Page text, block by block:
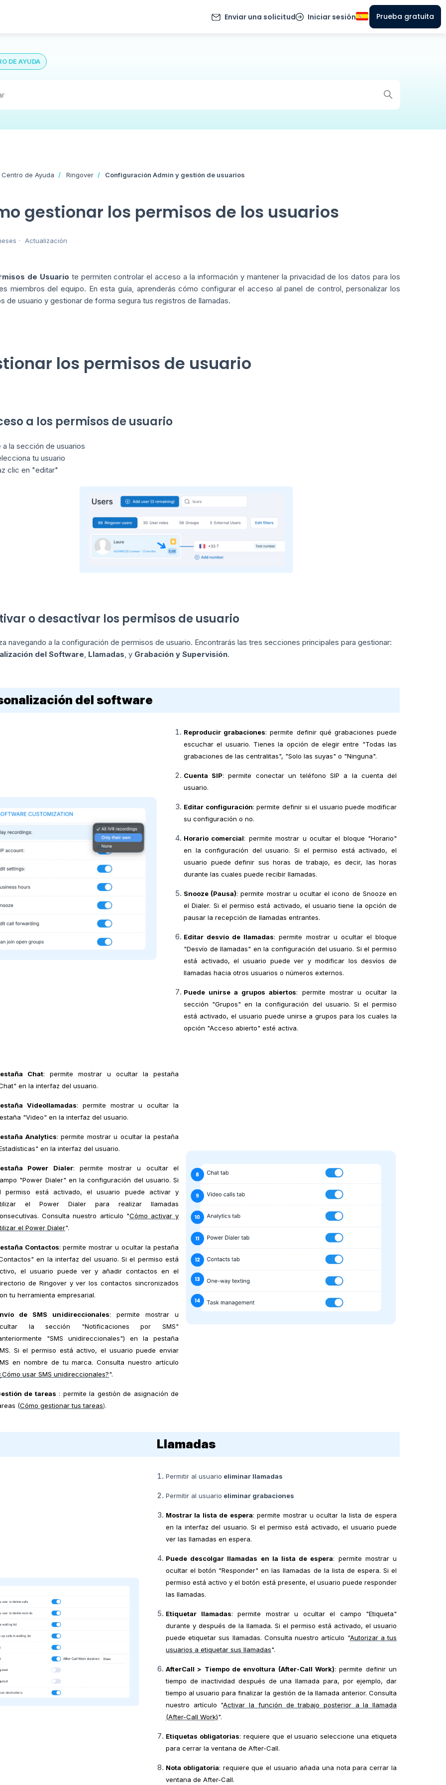
Enviar una solicitud Iniciar sesión Prueba gratuita
DE AYUDA
de Ayuda Ringover Configuración Admin y gestión de usuarios
gestionar los permisos de los usuarios
Actualización
de Usuario te permiten controlar el acceso a la información y mantener la privacidad de los datos para los
miembros del equipo. En esta guía, aprenderás cómo configurar el acceso al panel de control, personalizar los
de usuario y gestionar de forma segura tus registros de llamadas.
los permisos de usuario
a los permisos de usuario
a la sección de usuarios
tu usuario
clic en "editar"
o desactivar los permisos de usuario
navegando a la configuración de permisos de usuario. Encontrarás las tres secciones principales para gestionar:
del Software, Llamadas, y Grabación y Supervisión.
del software
Reproducir grabaciones: permite definir qué grabaciones puede
escuchar el usuario. Tienes la opción de elegir entre "Todas las
grabaciones de las centralitas", "Solo las suyas" o "Ninguna".
Cuenta SIP: permite conectar un teléfono SIP a la cuenta del
usuario.
Editar configuración: permite definir si el usuario puede modificar
su configuración o no.
Horario comercial: permite mostrar u ocultar el bloque "Horario"
en la configuración del usuario. Si el permiso está activado, el
usuario puede definir sus horas de trabajo, es decir, las horas
durante las cuales puede recibir llamadas.
Snooze (Pausa): permite mostrar u ocultar el icono de Snooze en
el Dialer. Si el permiso está activado, el usuario tiene la opción de
pausar la recepción de llamadas entrantes.
Editar desvío de llamadas: permite mostrar u ocultar el bloque
"Desvío de llamadas" en la configuración del usuario. Si el permiso
está activado, el usuario puede ver y modificar los desvíos de
llamadas hacia otros usuarios o números externos.
Puede unirse a grupos abiertos: permite mostrar u ocultar la
sección "Grupos" en la configuración del usuario. Si el permiso
está activado, el usuario puede unirse a grupos para los cuales la
opción "Acceso abierto" esté activa.
Chat: permite mostrar u ocultar la pestaña
en la interfaz del usuario.
Videollamadas: permite mostrar u ocultar la
"Video" en la interfaz del usuario.
Analytics: permite mostrar u ocultar la pestaña
en la interfaz del usuario.
Power Dialer: permite mostrar u ocultar el
"Power Dialer" en la configuración del usuario. Si
permiso está activado, el usuario puede activar y
el Power Dialer para realizar llamadas
Consulta nuestro artículo "Cómo activar y
el Power Dialer".
Contactos: permite mostrar u ocultar la pestaña
en la interfaz del usuario. Si el permiso está
el usuario puede ver y añadir contactos en el
de Ringover y ver los contactos sincronizados
tu herramienta empresarial.
de SMS unidireccionales: permite mostrar u
la sección "Notificaciones por SMS"
"SMS unidireccionales") en la pestaña
Si el permiso está activo, el usuario puede enviar
en nombre de tu marca. Consulta nuestro artículo
usar SMS unidireccionales?".
de tareas : permite la gestión de asignación de
(Cómo gestionar tus tareas).
Llamadas
Permitir al usuario eliminar llamadas
Permitir al usuario eliminar grabaciones
Mostrar la lista de espera: permite mostrar u ocultar la lista de espera
en la interfaz del usuario. Si el permiso está activado, el usuario puede
ver las llamadas en espera.
Puede descolgar llamadas en la lista de espera: permite mostrar u
ocultar el botón "Responder" en las llamadas de la lista de espera. Si el
permiso está activo y el botón está presente, el usuario puede responder
las llamadas.
Etiquetar llamadas: permite mostrar u ocultar el campo "Etiqueta"
durante y después de la llamada. Si el permiso está activado, el usuario
puede etiquetar sus llamadas. Consulta nuestro artículo "Autorizar a tus
usuarios a etiquetar sus llamadas".
AfterCall > Tiempo de envoltura (After-Call Work): permite definir un
tiempo de inactividad después de una llamada para, por ejemplo, dar
tiempo al usuario para finalizar la gestión de la llamada anterior. Consulta
nuestro artículo "Activar la función de trabajo posterior a la llamada
(After-Call Work)".
Etiquetas obligatorias: requiere que el usuario seleccione una etiqueta
para cerrar la ventana de After-Call.
Nota obligatoria: requiere que el usuario añada una nota para cerrar la
ventana de After-Call.